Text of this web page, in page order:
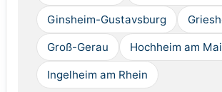
Ginsheim-Gustavsburg
Groß-Gerau Hochheim am
Ingelheim am Rhein